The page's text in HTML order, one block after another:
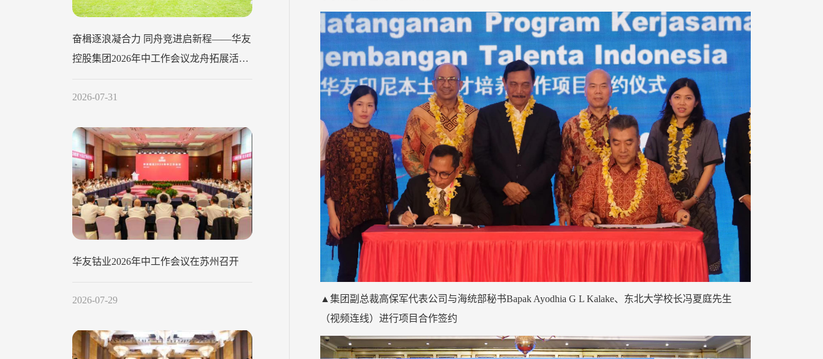
奋楫逐浪凝合力 同舟竞进启新程——华友
控股集团2026年中工作会议龙舟拓展活动
2026-07-31
华友钴业2026年中工作会议在苏州召开
2026-07-29
▲集团副总裁高保军代表公司与海统部秘书Bapak Ayodhia G L Kalake、东北大学校长冯夏庭先生
（视频连线）进行项目合作签约